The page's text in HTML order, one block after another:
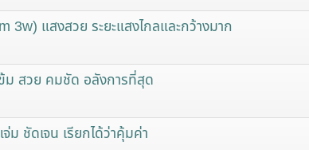
แสงสวย ระยะแสงไกลและกว้างมาก
ม สวย คมชัด อลังการที่สุด
ชัดเจน เรียกได้ว่าคุ้มค่า